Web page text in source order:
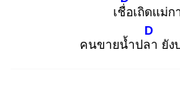
เชื่อเถิดแม่ก
คนขายน้ำปลา
D
ยัง